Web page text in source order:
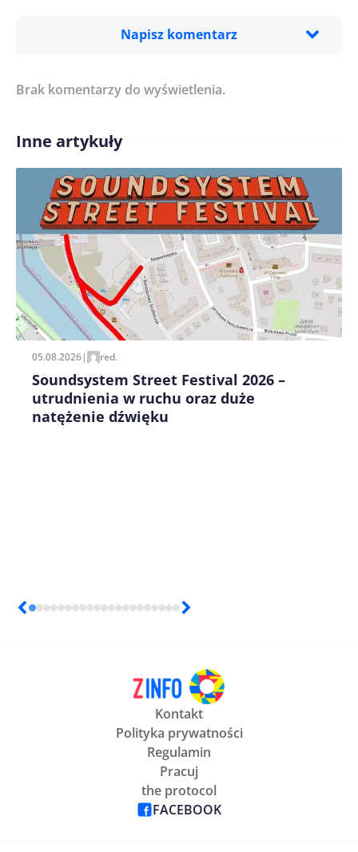
Napisz komentarz
Treść komentarza*
Imię/ Nick*
Zapamiętaj moje dane w tej przeglądarce podczas
pisania kolejnych komentarzy.
Brak komentarzy do wyświetlenia.
Inne artykuły
05.08.2026| red.
Soundsystem Street Festival 2026 –
utrudnienia w ruchu oraz duże
natężenie dźwięku
Kontakt
Polityka prywatności
Regulamin
Pracuj
the protocol
FACEBOOK